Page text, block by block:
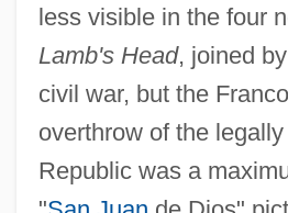
less visible in the four
Lamb's Head, joined
civil war, but the
overthrow of the
Republic was a